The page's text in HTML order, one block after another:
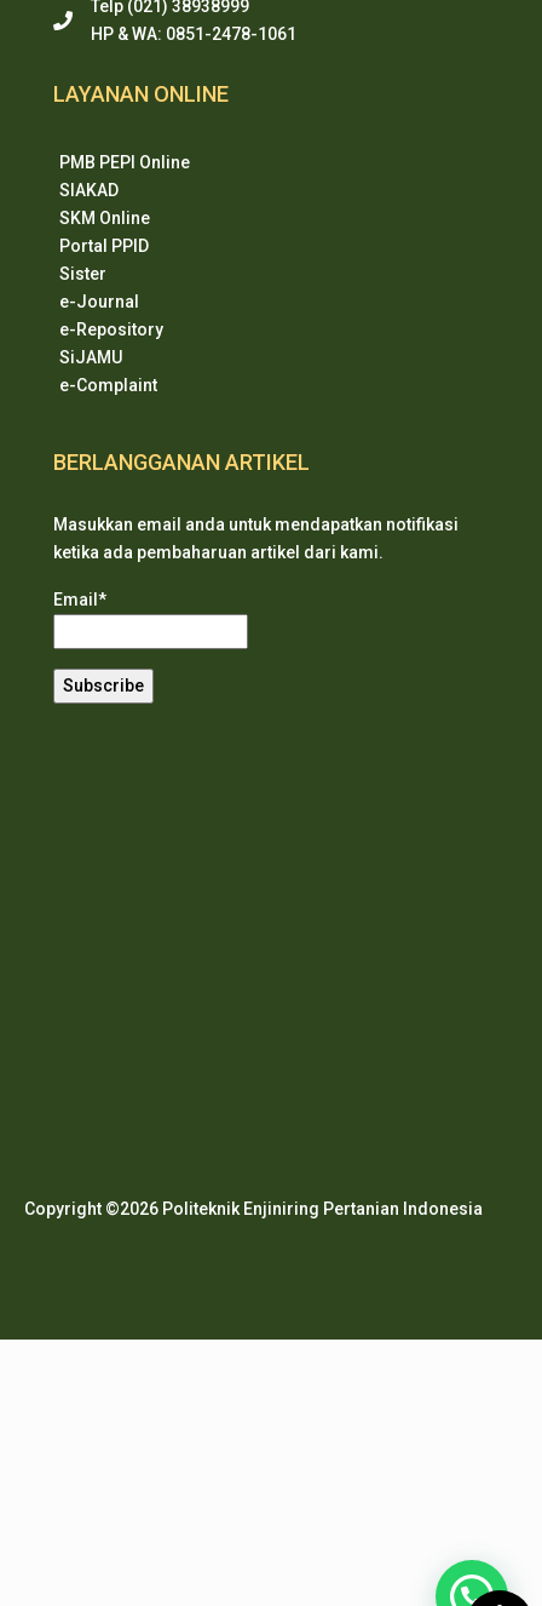
Telp (021) 38938999
HP & WA: 0851-2478-1061
LAYANAN ONLINE
PMB PEPI Online
SIAKAD
SKM Online
Portal PPID
Sister
e-Journal
e-Repository
SiJAMU
e-Complaint
BERLANGGANAN ARTIKEL
Masukkan email anda untuk mendapatkan notifikasi
ketika ada pembaharuan artikel dari kami.
Email*
Copyright ©2026 Politeknik Enjiniring Pertanian Indonesia